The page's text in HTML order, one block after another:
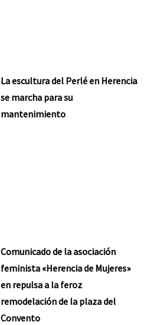
La escultura del Perlé en Herencia
se marcha para su
mantenimiento
Comunicado de la asociación
feminista «Herencia de Mujeres»
en repulsa a la feroz
remodelación de la plaza del
Convento